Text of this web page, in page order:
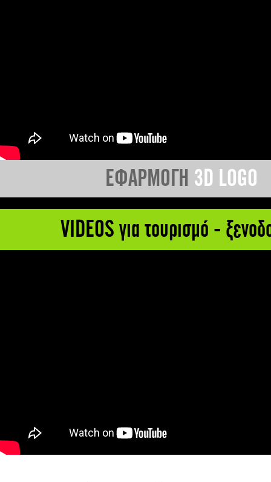
ΕΦΑΡΜΟΓΗ 3D LOGO
VIDEOS για τουρισμό -